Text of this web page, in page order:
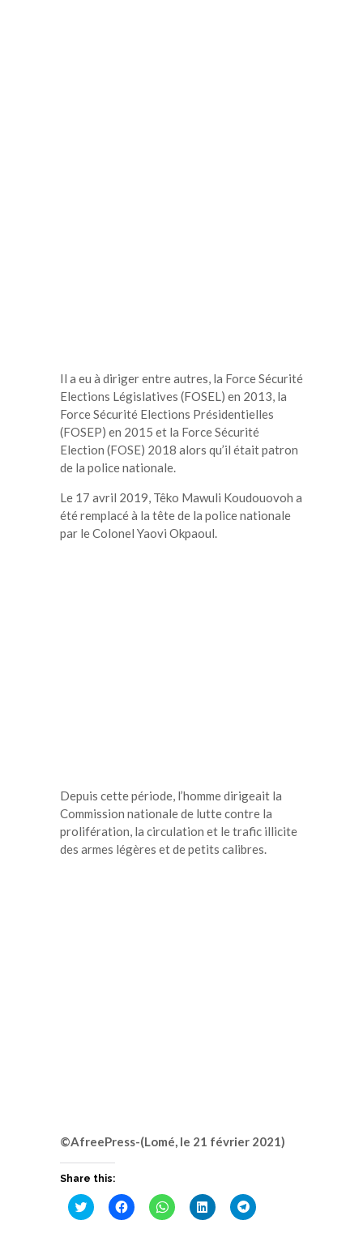
Il a eu à diriger entre autres, la Force Sécurité
Elections Législatives (FOSEL) en 2013, la
Force Sécurité Elections Présidentielles
(FOSEP) en 2015 et la Force Sécurité
Election (FOSE) 2018 alors qu’il était patron
de la police nationale.
Le 17 avril 2019, Têko Mawuli Koudouovoh a
été remplacé à la tête de la police nationale
par le Colonel Yaovi Okpaoul.
Depuis cette période, l’homme dirigeait la
Commission nationale de lutte contre la
prolifération, la circulation et le trafic illicite
des armes légères et de petits calibres.
©AfreePress-(Lomé, le 21 février 2021)
Share this:
Cliquez
pour
Cliquez
pour
Cliquez
pour
Cliquez
pour
Cliquez
pour